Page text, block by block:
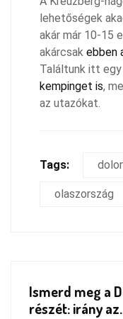
lehetőségek
akár már 10-15
akárcsak ebben
Találtunk itt
kempinget is,
az utazókat.
Tags:
olaszország
Ismerd meg a
részét: irány